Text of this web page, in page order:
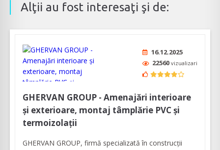
Alţii au fost interesaţi şi de:
16.12.2025
22560 vizualizari
GHERVAN GROUP - Amenajări interioare
și exterioare, montaj tâmplărie PVC și
termoizolații
GHERVAN GROUP, firmă specializată în construcții